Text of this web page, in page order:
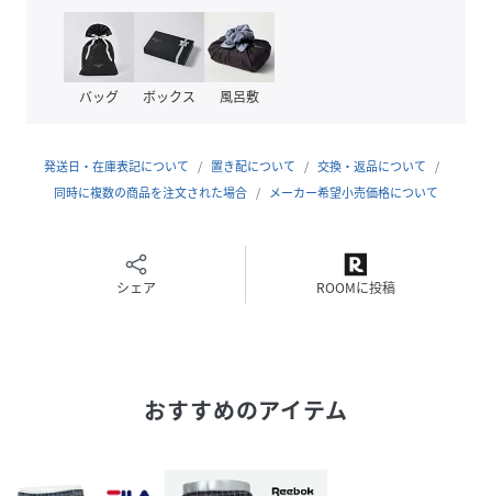
軽くて柔らかい素材を使用。
プレーンな表情。 ベーシックな雰囲気。
サラッとした肌触り、心地良く伸縮する生地で、穿き心地も
▽デザイン
日本人の体型に合わせてサイジングした、スタンダードフィ
く上げています。
カラーの異なる2枚組み、実用的な前開き仕様。
プライスで提案します｡
バッグ ボックス 風呂敷
発送日・在庫表記について 置き配について
交換・返品について
同時に複数の商品を注文された場合
メーカー希望小売価格について
シェア ROOMに投稿
おすすめのアイテム